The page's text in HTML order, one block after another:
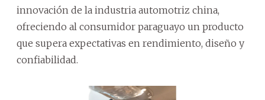
innovación de la industria automotriz china,
ofreciendo al consumidor paraguayo un producto
que supera expectativas en rendimiento, diseño y
confiabilidad.